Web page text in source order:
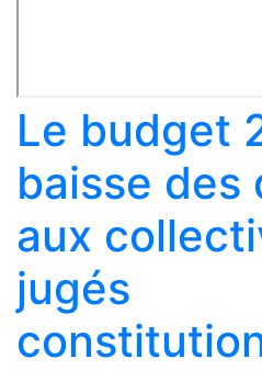
Le budget
baisse des
aux
jugés